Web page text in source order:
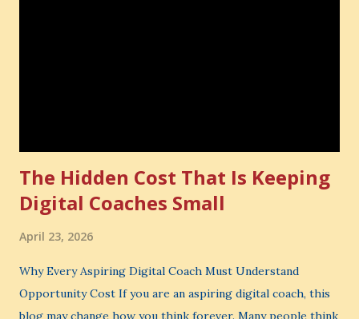
The Hidden Cost That Is Keeping
Digital Coaches Small
April 23, 2026
Why Every Aspiring Digital Coach Must Understand
Opportunity Cost If you are an aspiring digital coach, this
blog may change how you think forever. Many people think